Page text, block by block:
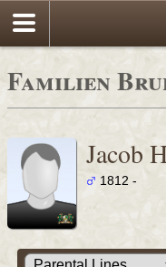
Familien
Jacob
1812 -